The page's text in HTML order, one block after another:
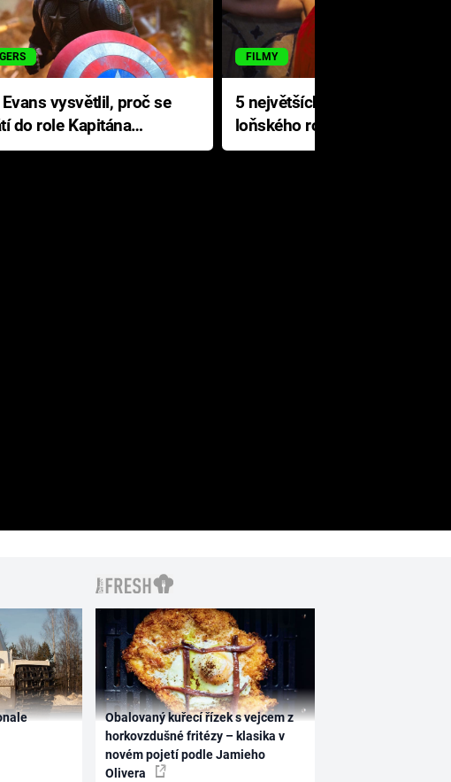
vysvětlil, proč se
do role Kapitána
FILMY
5 největších propadáků
loňského roku: Disney na
jediné katastrofě prodělal 200
Obalovaný kuřecí řízek s vejcem z
horkovzdušné fritézy – klasika v
novém pojetí podle Jamieho
Olivera